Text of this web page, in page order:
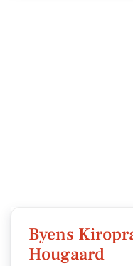
Byens
Hougaard